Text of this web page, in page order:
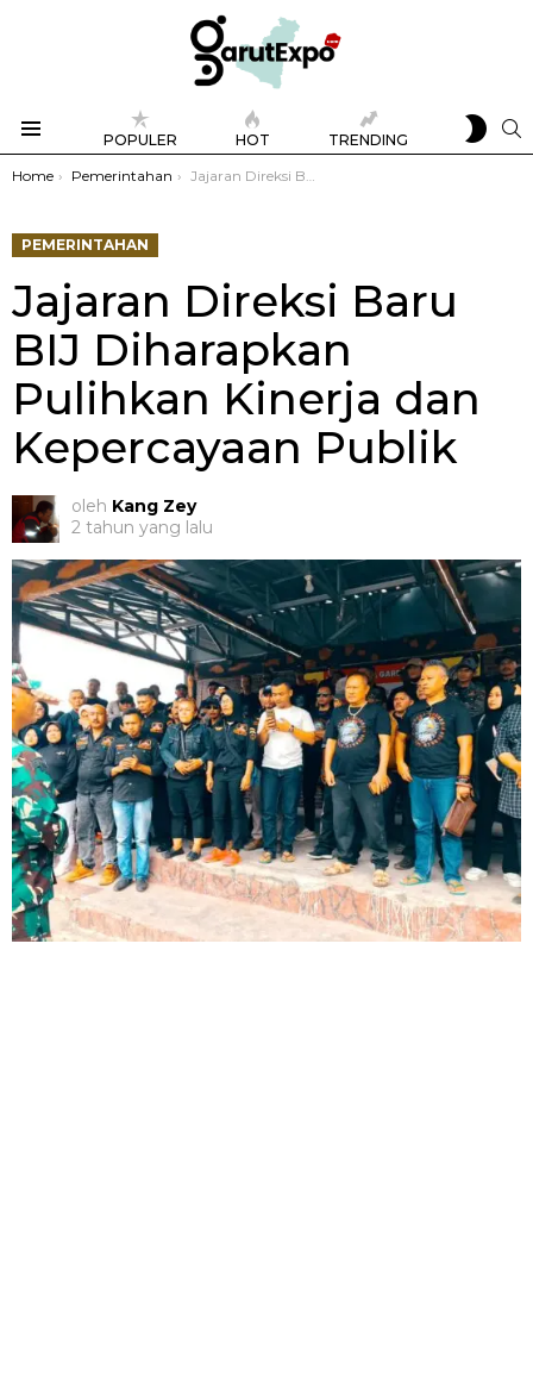
POPULER HOT TRENDING
SKIN
You are here:
Home Pemerintahan Jajaran Direksi Baru BIJ Diharapkan Pulihkan Kinerja dan Kepercayaan Publik
PEMERINTAHAN
Jajaran Direksi Baru
BIJ Diharapkan
Pulihkan Kinerja dan
Kepercayaan Publik
oleh Kang Zey
2 tahun yang lalu